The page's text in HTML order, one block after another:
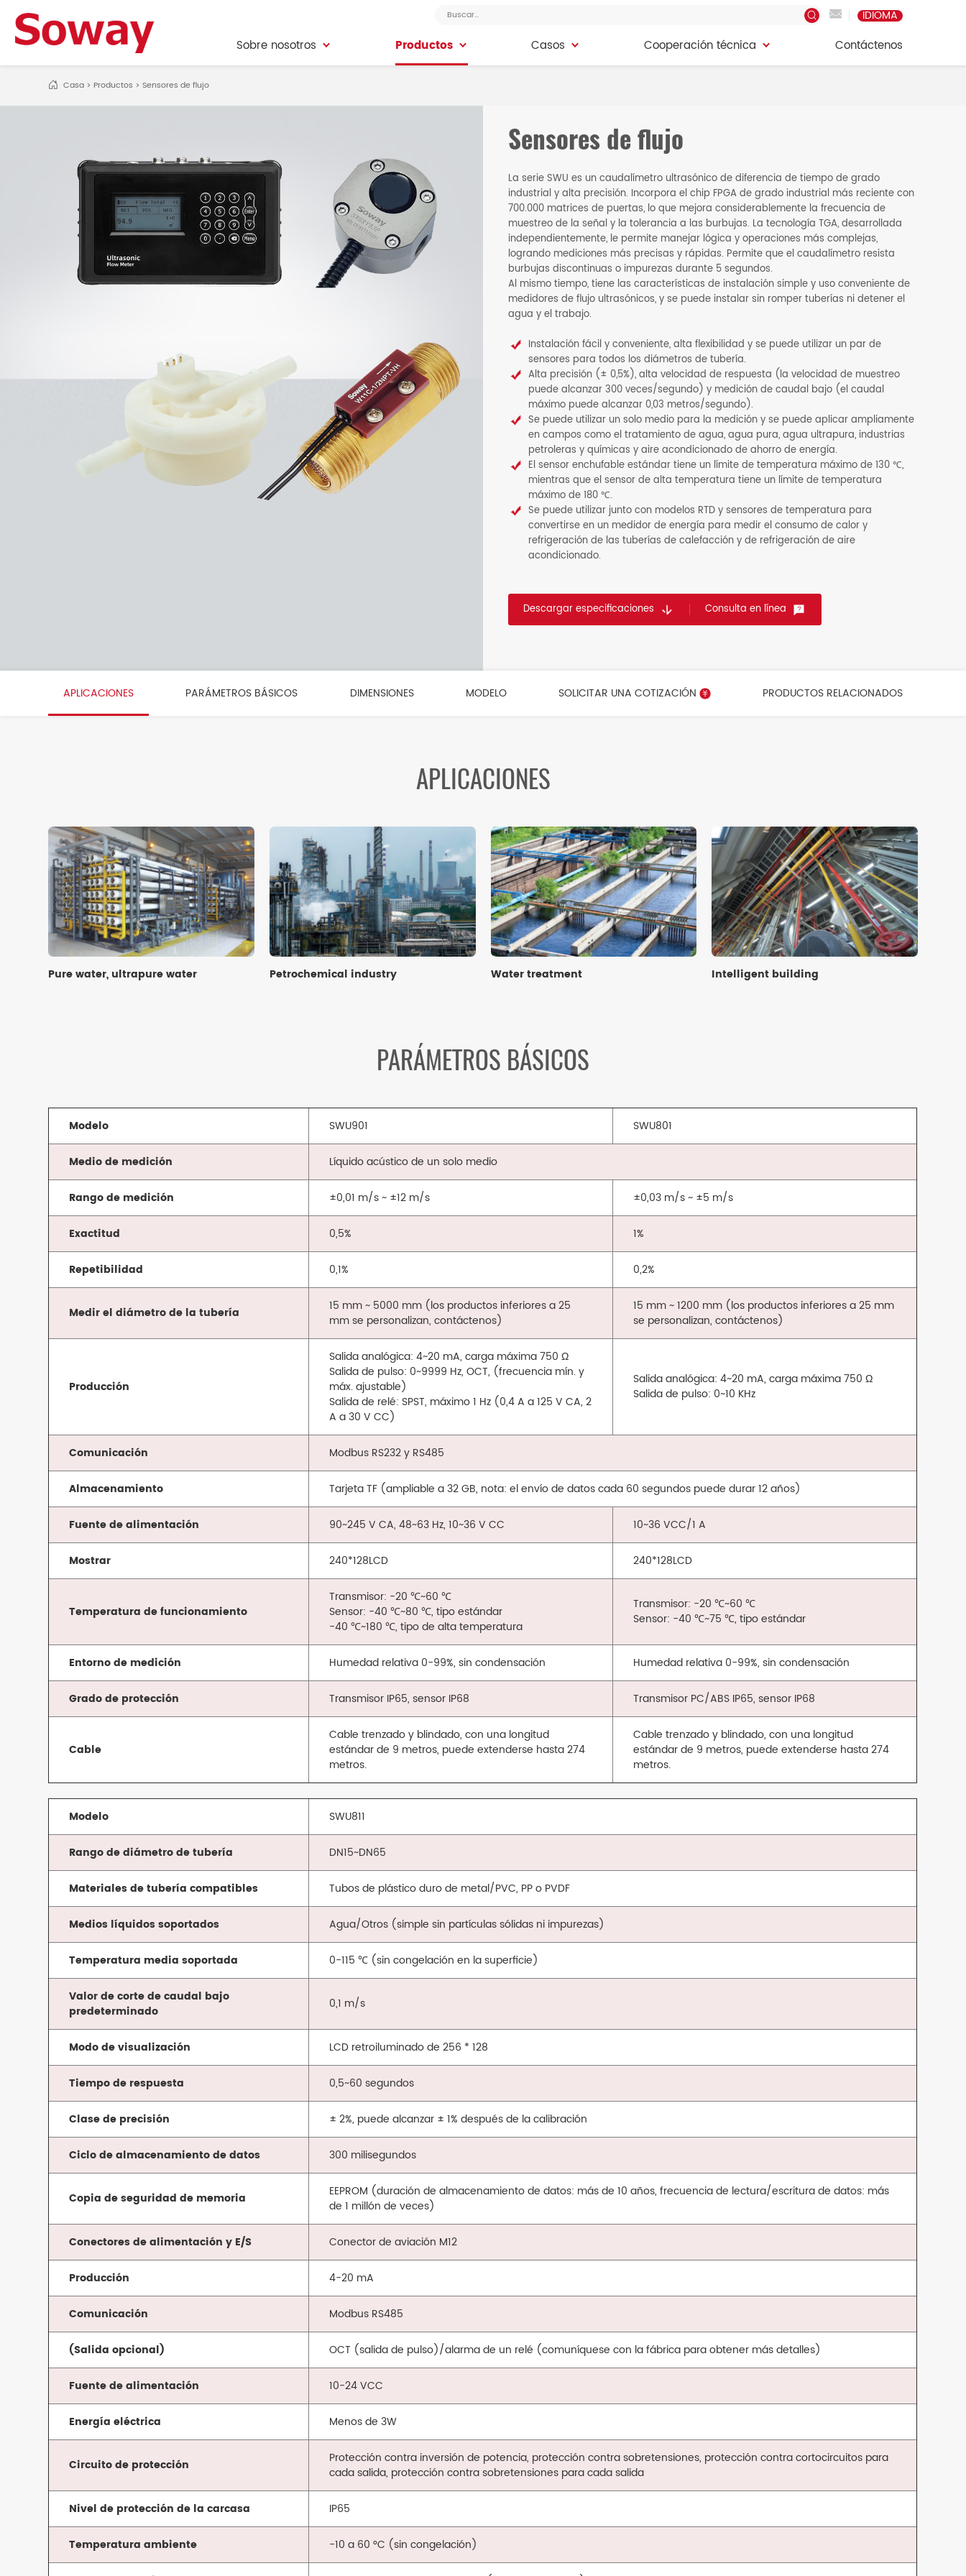
IDIOMA
Sobre nosotros
Productos
Casos
Cooperación técnica
Contáctenos
Casa> Productos > Sensores de flujo
Sensores de flujo
La serie SWU es un caudalímetro ultrasónico de diferencia de tiempo de grado
industrial y alta precisión. Incorpora el chip FPGA de grado industrial más reciente con
700.000 matrices de puertas, lo que mejora considerablemente la frecuencia de
muestreo de la señal y la tolerancia a las burbujas. La tecnología TGA, desarrollada
independientemente, le permite manejar lógica y operaciones más complejas,
logrando mediciones más precisas y rápidas. Permite que el caudalímetro resista
burbujas discontinuas o impurezas durante 5 segundos.
Al mismo tiempo, tiene las características de instalación simple y uso conveniente de
medidores de flujo ultrasónicos, y se puede instalar sin romper tuberías ni detener el
agua y el trabajo.
Instalación fácil y conveniente, alta flexibilidad y se puede utilizar un par de
sensores para todos los diámetros de tubería.
Alta precisión (± 0,5%), alta velocidad de respuesta (la velocidad de muestreo
puede alcanzar 300 veces/segundo) y medición de caudal bajo (el caudal
máximo puede alcanzar 0,03 metros/segundo).
Se puede utilizar un solo medio para la medición y se puede aplicar ampliamente
en campos como el tratamiento de agua, agua pura, agua ultrapura, industrias
petroleras y químicas y aire acondicionado de ahorro de energía.
El sensor enchufable estándar tiene un límite de temperatura máximo de 130 ℃,
mientras que el sensor de alta temperatura tiene un límite de temperatura
máximo de 180 ℃.
Se puede utilizar junto con modelos RTD y sensores de temperatura para
convertirse en un medidor de energía para medir el consumo de calor y
refrigeración de las tuberías de calefacción y de refrigeración de aire
acondicionado.
Descargar especificaciones Consulta en línea
APLICACIONES PARÁMETROS BÁSICOS DIMENSIONES MODELO SOLICITAR UNA COTIZACIÓN PRODUCTOS RELACIONADOS
APLICACIONES
Pure water, ultrapure water Petrochemical industry Water treatment Intelligent building
PARÁMETROS BÁSICOS
Modelo SWU901 SWU801
Medio de medición Líquido acústico de un solo medio
Rango de medición ±0,01 m/s ~ ±12 m/s ±0,03 m/s ~ ±5 m/s
Exactitud 0,5% 1%
Repetibilidad 0,1% 0,2%
Medir el diámetro de la tubería
15 mm ~ 5000 mm (los productos inferiores a 25
mm se personalizan, contáctenos)
15 mm ~ 1200 mm (los productos inferiores a 25 mm
se personalizan, contáctenos)
Producción
Salida analógica: 4~20 mA, carga máxima 750 Ω
Salida de pulso: 0~9999 Hz, OCT, (frecuencia mín. y
máx. ajustable)
Salida de relé: SPST, máximo 1 Hz (0,4 A a 125 V CA, 2
A a 30 V CC)
Salida analógica: 4~20 mA, carga máxima 750 Ω
Salida de pulso: 0~10 KHz
Comunicación Modbus RS232 y RS485
Almacenamiento Tarjeta TF (ampliable a 32 GB, nota: el envío de datos cada 60 segundos puede durar 12 años)
Fuente de alimentación 90~245 V CA, 48~63 Hz, 10~36 V CC 10~36 VCC/1 A
Mostrar 240*128LCD 240*128LCD
Temperatura de funcionamiento
Transmisor: -20 ℃~60 ℃
Sensor: -40 ℃~80 ℃, tipo estándar
-40 ℃~180 ℃, tipo de alta temperatura
Transmisor: -20 ℃~60 ℃
Sensor: -40 ℃~75 ℃, tipo estándar
Entorno de medición Humedad relativa 0-99%, sin condensación Humedad relativa 0-99%, sin condensación
Grado de protección Transmisor IP65, sensor IP68 Transmisor PC/ABS IP65, sensor IP68
Cable
Cable trenzado y blindado, con una longitud
estándar de 9 metros, puede extenderse hasta 274
metros.
Cable trenzado y blindado, con una longitud
estándar de 9 metros, puede extenderse hasta 274
metros.
Modelo SWU811
Rango de diámetro de tubería DN15~DN65
Materiales de tubería compatibles Tubos de plástico duro de metal/PVC, PP o PVDF
Medios líquidos soportados Agua/Otros (simple sin partículas sólidas ni impurezas)
Temperatura media soportada 0-115 ℃ (sin congelación en la superficie)
Valor de corte de caudal bajo
predeterminado
0,1 m/s
Modo de visualización LCD retroiluminado de 256 * 128
Tiempo de respuesta 0,5~60 segundos
Clase de precisión ± 2%, puede alcanzar ± 1% después de la calibración
Ciclo de almacenamiento de datos 300 milisegundos
Copia de seguridad de memoria
EEPROM (duración de almacenamiento de datos: más de 10 años, frecuencia de lectura/escritura de datos: más
de 1 millón de veces)
Conectores de alimentación y E/S Conector de aviación M12
Producción 4-20 mA
Comunicación Modbus RS485
(Salida opcional) OCT (salida de pulso)/alarma de un relé (comuníquese con la fábrica para obtener más detalles)
Fuente de alimentación 10-24 VCC
Energía eléctrica Menos de 3W
Circuito de protección
Protección contra inversión de potencia, protección contra sobretensiones, protección contra cortocircuitos para
cada salida, protección contra sobretensiones para cada salida
Nivel de protección de la carcasa IP65
Temperatura ambiente -10 a 60 °C (sin congelación)